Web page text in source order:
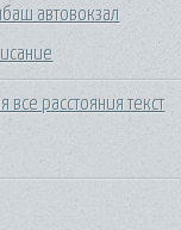
автовокзал
все расстояния текст